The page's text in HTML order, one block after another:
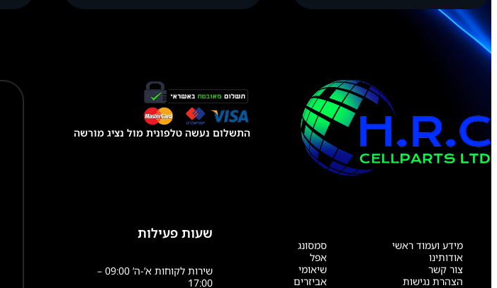
התשלום נעשה טלפונית מול נציג מורשה
מידע ועמוד ראשי
אודותינו
צור קשר
הצהרת נגישות
סמסונג
אפל
שיאומי
אביזרים
שעות פעילות
שירות לקוחות א’-ה’ 09:00 –
17:00